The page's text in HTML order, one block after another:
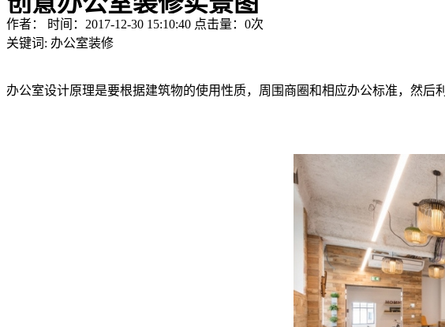
作者： 时间：2017-12-30 15:10:40 点击量： 0次
关键词: 办公室装修
办公室设计原理是要根据建筑物的使用性质，周围商圈和相应办公标准，然